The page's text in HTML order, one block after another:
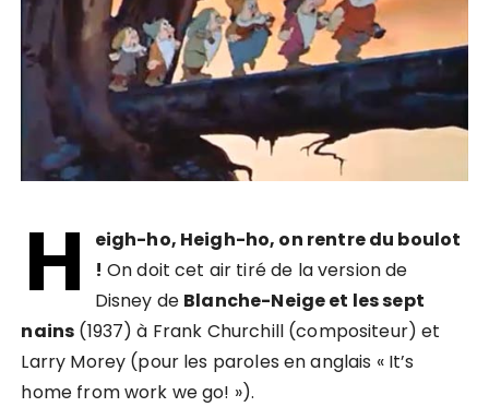
H
eigh-ho, Heigh-ho, on rentre du boulot
! On doit cet air tiré de la version de
Disney de Blanche-Neige et les sept
nains (1937) à Frank Churchill (compositeur) et
Larry Morey (pour les paroles en anglais « It’s
home from work we go! »).